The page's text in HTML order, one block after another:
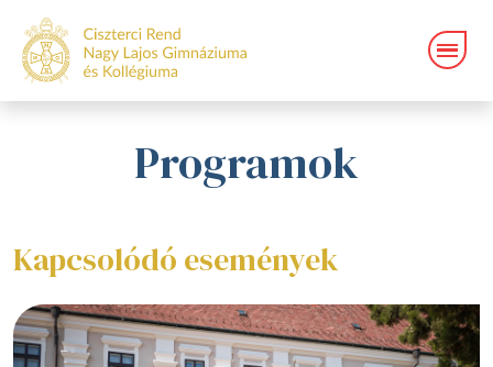
Programok
Kapcsolódó események